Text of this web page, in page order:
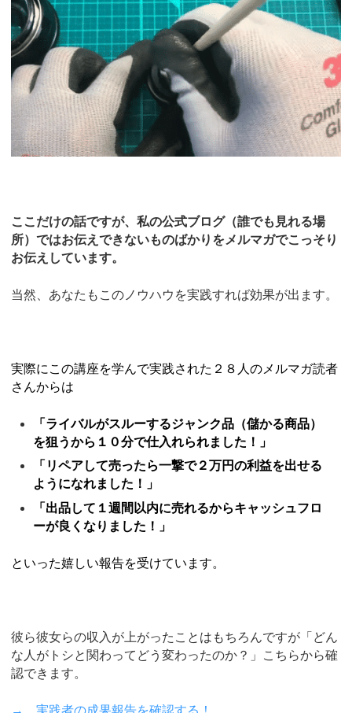
ここだけの話ですが、私の公式ブログ（誰でも見れる場
所）ではお伝えできないものばかりをメルマガでこっそり
お伝えしています。
当然、あなたもこのノウハウを実践すれば効果が出ます。
実際にこの講座を学んで実践された２８人のメルマガ読者
さんからは
「ライバルがスルーするジャンク品（儲かる商品）
を狙うから１０分で仕入れられました！」
「リペアして売ったら一撃で２万円の利益を出せる
ようになれました！」
「出品して１週間以内に売れるからキャッシュフロ
ーが良くなりました！」
といった嬉しい報告を受けています。
彼ら彼女らの収入が上がったことはもちろんですが「どん
な人がトシと関わってどう変わったのか？」こちらから確
認できます。
→ 実践者の成果報告を確認する！